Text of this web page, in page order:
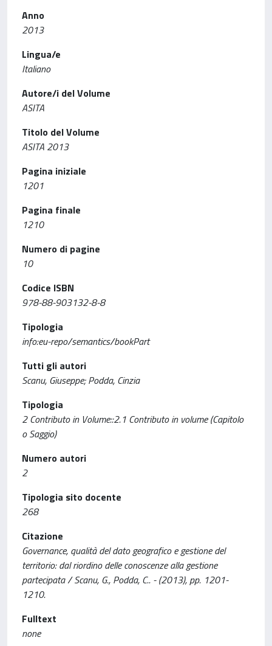
Anno
2013
Lingua/e
Italiano
Autore/i del Volume
ASITA
Titolo del Volume
ASITA 2013
Pagina iniziale
1201
Pagina finale
1210
Numero di pagine
10
Codice ISBN
978-88-903132-8-8
Tipologia
info:eu-repo/semantics/bookPart
Tutti gli autori
Scanu, Giuseppe; Podda, Cinzia
Tipologia
2 Contributo in Volume::2.1 Contributo in volume (Capitolo
o Saggio)
Numero autori
2
Tipologia sito docente
268
Citazione
Governance, qualità del dato geografico e gestione del
territorio: dal riordino delle conoscenze alla gestione
partecipata / Scanu, G., Podda, C.. - (2013), pp. 1201-
1210.
Fulltext
none